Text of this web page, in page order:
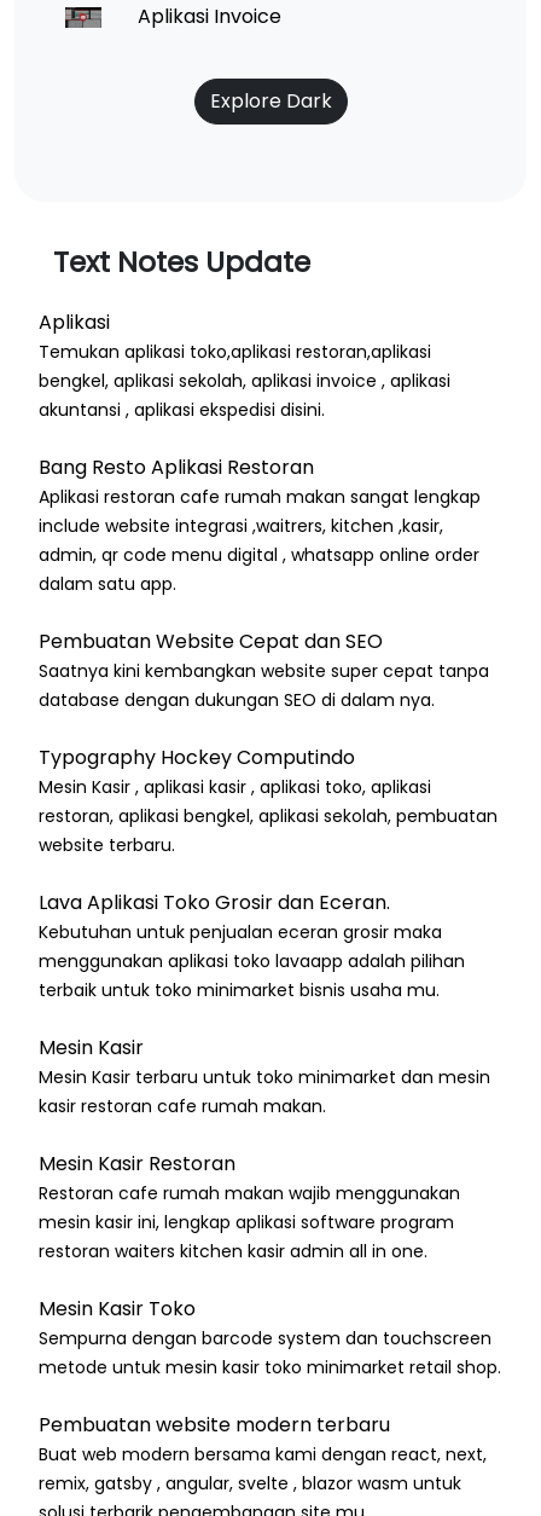
Aplikasi Invoice
Explore Dark
Text Notes Update
Aplikasi
Temukan aplikasi toko,aplikasi restoran,aplikasi
bengkel, aplikasi sekolah, aplikasi invoice , aplikasi
akuntansi , aplikasi ekspedisi disini.
Bang Resto Aplikasi Restoran
Aplikasi restoran cafe rumah makan sangat lengkap
include website integrasi ,waitrers, kitchen ,kasir,
admin, qr code menu digital , whatsapp online order
dalam satu app.
Pembuatan Website Cepat dan SEO
Saatnya kini kembangkan website super cepat tanpa
database dengan dukungan SEO di dalam nya.
Typography Hockey Computindo
Mesin Kasir , aplikasi kasir , aplikasi toko, aplikasi
restoran, aplikasi bengkel, aplikasi sekolah, pembuatan
website terbaru.
Lava Aplikasi Toko Grosir dan Eceran.
Kebutuhan untuk penjualan eceran grosir maka
menggunakan aplikasi toko lavaapp adalah pilihan
terbaik untuk toko minimarket bisnis usaha mu.
Mesin Kasir
Mesin Kasir terbaru untuk toko minimarket dan mesin
kasir restoran cafe rumah makan.
Mesin Kasir Restoran
Restoran cafe rumah makan wajib menggunakan
mesin kasir ini, lengkap aplikasi software program
restoran waiters kitchen kasir admin all in one.
Mesin Kasir Toko
Sempurna dengan barcode system dan touchscreen
metode untuk mesin kasir toko minimarket retail shop.
Pembuatan website modern terbaru
Buat web modern bersama kami dengan react, next,
remix, gatsby , angular, svelte , blazor wasm untuk